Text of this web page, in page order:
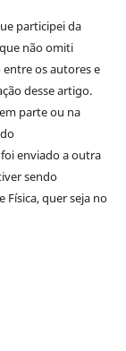
participei da
não omiti
os autores e
desse artigo.
parte ou na
enviado a outra
sendo
Física, quer seja no